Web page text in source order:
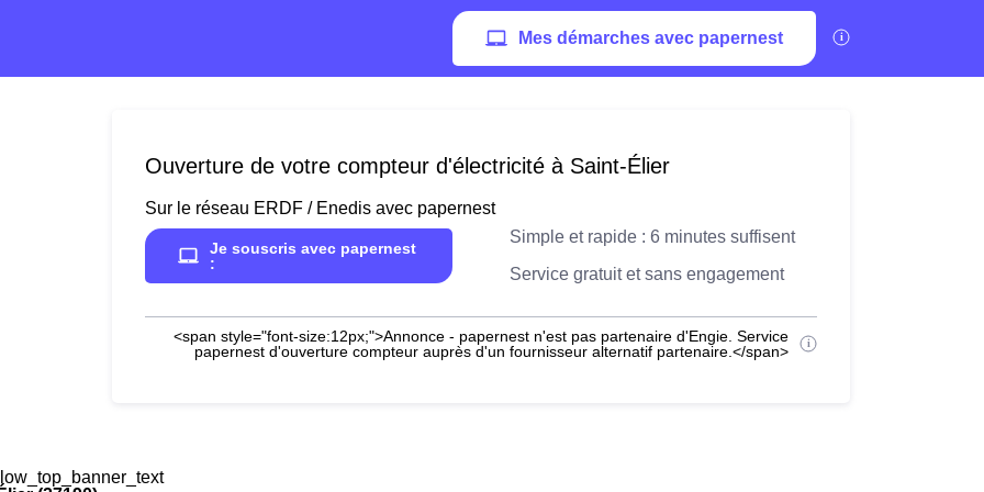
Mes démarches avec papernest
Ouverture de votre compteur d'électricité à Saint-Élier
Sur le réseau ERDF / Enedis avec papernest
Je souscris avec papernest
:
Simple et rapide : 6 minutes suffisent
Service gratuit et sans engagement
<span style="font-size:12px;">Annonce - papernest n'est pas partenaire d'Engie. Service
papernest d'ouverture compteur auprès d'un fournisseur alternatif partenaire.</span>